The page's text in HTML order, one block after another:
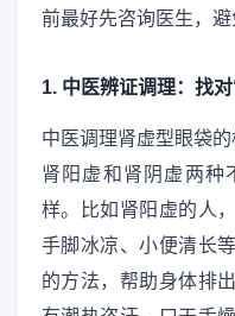
前最好先咨询医生，避
1. 中医辨证调理：找
中医调理肾虚型眼袋
肾阳虚和肾阴虚两种
样。比如肾阳虚的人
手脚冰凉、小便清长
的方法，帮助身体排